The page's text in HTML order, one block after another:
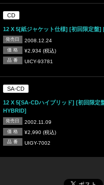
CD
12 X 5[紙ジャケット仕様] [初回限定盤]
発売日 2008.12.24
価 格 ¥2,934 (税込)
品 番 UICY-93781
SA-CD
12 X 5[SA-CDハイブリッド] [初回限定
HYBRID]
発売日 2002.11.09
価 格 ¥2,990 (税込)
品 番 UIGY-7002